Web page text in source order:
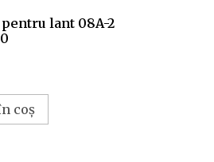
pentru lant 08A-2
coș